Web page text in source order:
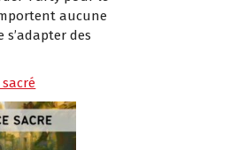
aucune
des